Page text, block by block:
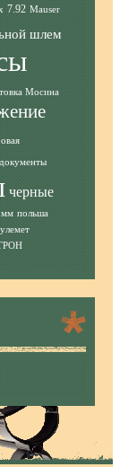
7.92 Mauser
шлем
Мосина
документы
черные
мм польша